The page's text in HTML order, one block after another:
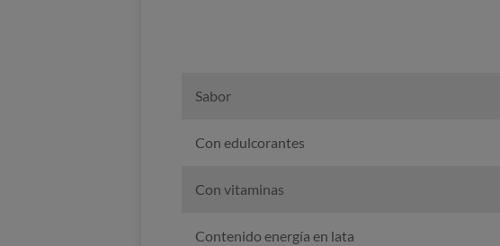
Sabor
Con edulcorantes
Con vitaminas
Contenido energía en lata